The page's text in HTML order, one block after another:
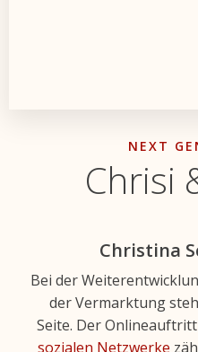
NEXT
Chrisi
Christina
Bei der
der Vermarktung
Seite. Der
sozialen Netzwerke